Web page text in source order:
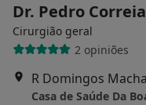
Dr. Pedro
Cirurgião geral
2 opiniões
R Domingos
Casa de Saúde Da